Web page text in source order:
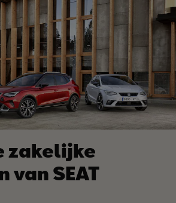
zakelijke
van SEAT